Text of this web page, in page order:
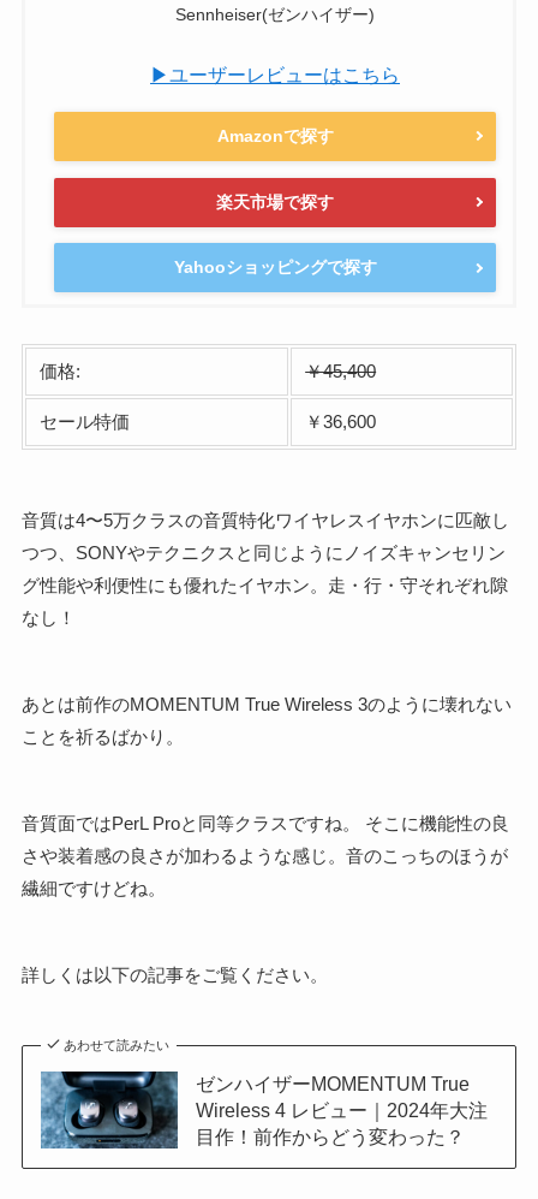
Sennheiser(ゼンハイザー)
▶ユーザーレビューはこちら
Amazonで探す
楽天市場で探す
Yahooショッピングで探す
価格: ￥45,400
セール特価 ￥36,600
音質は4〜5万クラスの音質特化ワイヤレスイヤホンに匹敵し
つつ、SONYやテクニクスと同じようにノイズキャンセリン
グ性能や利便性にも優れたイヤホン。走・行・守それぞれ隙
なし！
あとは前作のMOMENTUM True Wireless 3のように壊れない
ことを祈るばかり。
音質面ではPerL Proと同等クラスですね。 そこに機能性の良
さや装着感の良さが加わるような感じ。音のこっちのほうが
繊細ですけどね。
詳しくは以下の記事をご覧ください。
あわせて読みたい
ゼンハイザーMOMENTUM True
Wireless 4 レビュー｜2024年大注
目作！前作からどう変わった？